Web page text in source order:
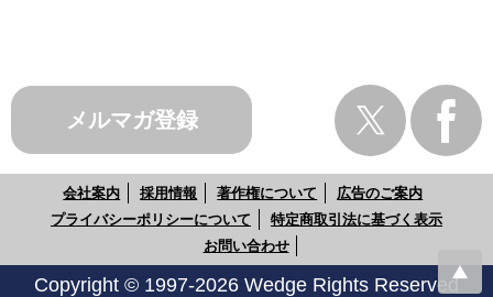
メルマガ登録
会社案内 採用情報 著作権について
広告のご案内
プライバシーポリシーについて
特定商取引法に基づく表示
お問い合わせ
Copyright © 1997-2026 Wedge Rights Reserved